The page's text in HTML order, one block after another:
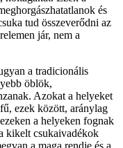
és
tud összeverődni az
jár, nem a
a tradicionális
öblök,
Azokat a helyeket
ezek között, aránylag
a helyeken fognak
kikelt csukaivadékok